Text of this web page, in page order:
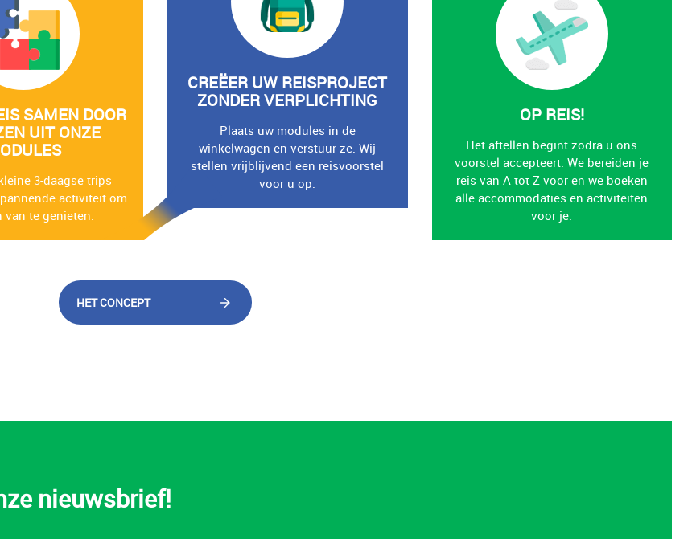
SAMEN DOOR
UIT ONZE
3-daagse trips
activiteit om
van te genieten.
CREËER UW REISPROJECT
ZONDER VERPLICHTING
Plaats uw modules in de
winkelwagen en verstuur ze. Wij
stellen vrijblijvend een reisvoorstel
voor u op.
OP REIS!
Het aftellen begint zodra u ons
voorstel accepteert. We bereiden je
reis van A tot Z voor en we boeken
alle accommodaties en activiteiten
voor je.
HET CONCEPT
nieuwsbrief!